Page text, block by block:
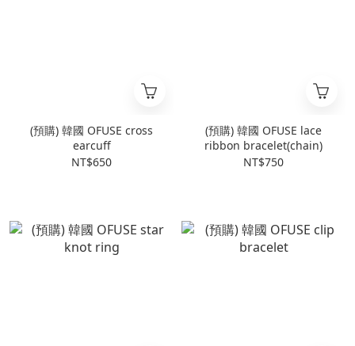
(預購) 韓國 OFUSE cross
earcuff
NT$650
(預購) 韓國 OFUSE lace
ribbon bracelet(chain)
NT$750